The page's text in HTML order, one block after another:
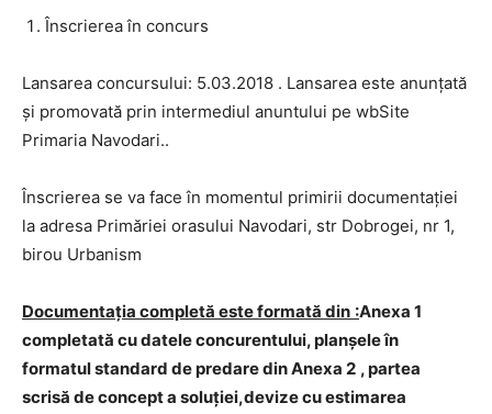
Înscrierea în concurs
Lansarea concursului: 5.03.2018 . Lansarea este anunțată
și promovată prin intermediul anuntului pe wbSite
Primaria Navodari..
Înscrierea se va face în momentul primirii documentaţiei
la adresa Primăriei orasului Navodari, str Dobrogei, nr 1,
birou Urbanism
Documentaţia completă este formată din :Anexa 1
completată cu datele concurentului, planşele în
formatul standard de predare din Anexa 2 , partea
scrisă de concept a soluţiei,devize cu estimarea